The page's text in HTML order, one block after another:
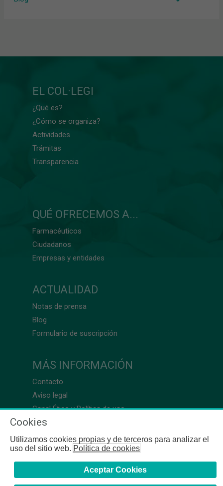
EL COL·LEGI
¿Qué es?
¿Cómo se organiza?
Actividades
Trámitas
Transparencia
QUÉ OFRECEMOS A...
Farmacéuticos
Ciudadanos
Empresas y entidades
ACTUALIDAD
Notas de prensa
Blog
Formulario de suscripción
MÁS INFORMACIÓN
Contacto
Aviso legal
Canal Ético y Política de uso
Cookies
Utilizamos cookies propias y de terceros para analizar el
uso del sitio web.Política de cookies
Aceptar Cookies